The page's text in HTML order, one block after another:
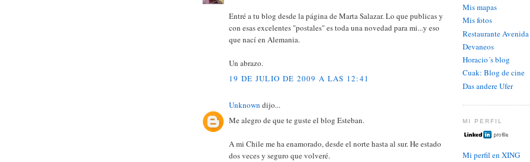
Entré a tu blog desde la página de Marta Salazar. Lo que publicas y
con esas excelentes "postales" es toda una novedad para mi...y eso
que nací en Alemania.
Un abrazo.
19 DE JULIO DE 2009 A LAS 12:41
Unknown dijo...
Me alegro de que te guste el blog Esteban.
A mi Chile me ha enamorado, desde el norte hasta al sur. He estado
dos veces y seguro que volveré.
Mis mapas
Mis fotos
Restaurante
Devaneos
Horacio´s blog
Cuak: Blog de cine
Das andere Ufer
MI PERFIL
Mi perfil en XING